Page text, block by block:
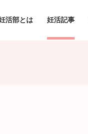
活部とは 妊活記事